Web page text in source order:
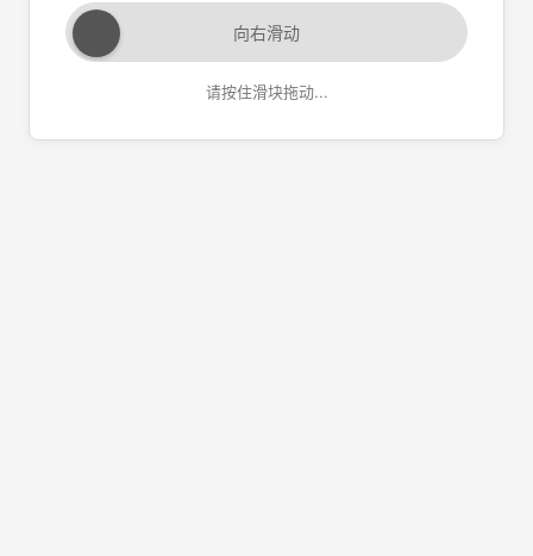
向右滑动
请按住滑块拖动...